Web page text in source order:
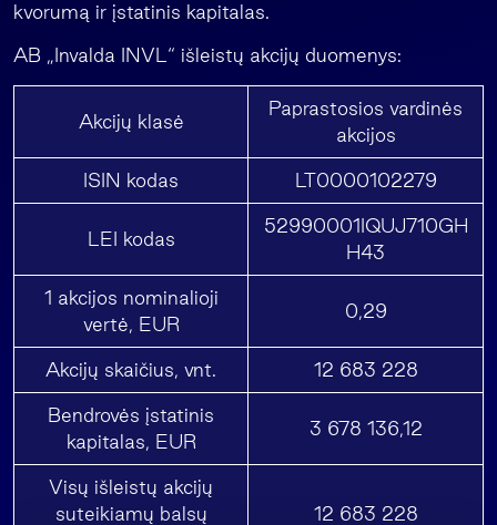
kvorumą ir įstatinis kapitalas.
AB „Invalda INVL“ išleistų akcijų duomenys:
Akcijų klasė
Paprastosios vardinės
akcijos
ISIN kodas LT0000102279
LEI kodas
52990001IQUJ710GH
H43
1 akcijos nominalioji
vertė, EUR
0,29
Akcijų skaičius, vnt. 12 683 228
Bendrovės įstatinis
kapitalas, EUR
3 678 136,12
Visų išleistų akcijų
suteikiamų balsų
12 683 228